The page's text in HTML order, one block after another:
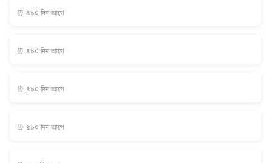
⏰ ৪৮০ দিন আগে
⏰ ৪৮০ দিন আগে
⏰ ৪৮০ দিন আগে
⏰ ৪৮০ দিন আগে